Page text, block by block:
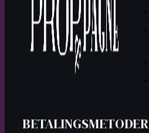
BETALINGSMETODER